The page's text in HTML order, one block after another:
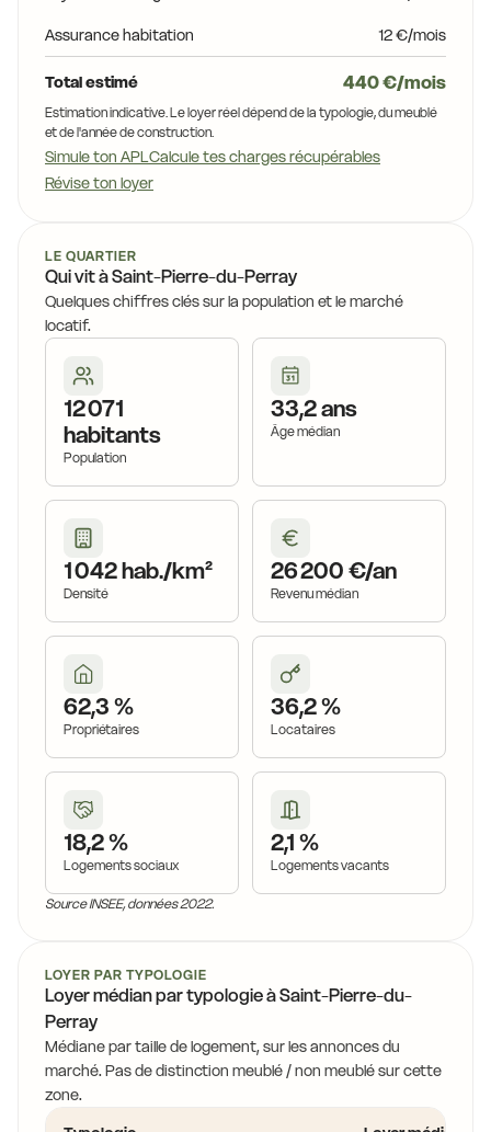
15,0 €
14,5 €
15,7 €
15,0 €
Assurance habitation 12 €/mois
Total estimé 440 €/mois
Estimation indicative. Le loyer réel dépend de la typologie, du meublé
et de l'année de construction.
Simule ton APLCalcule tes charges récupérables
Révise ton loyer
LE QUARTIER
Qui vit à Saint-Pierre-du-Perray
Quelques chiffres clés sur la population et le marché
locatif.
12 071
habitants
Population
33,2 ans
Âge médian
1 042 hab./km²
Densité
26 200 €/an
Revenu médian
62,3 %
Propriétaires
36,2 %
Locataires
18,2 %
Logements sociaux
2,1 %
Logements vacants
Source INSEE, données 2022.
LOYER PAR TYPOLOGIE
Loyer médian par typologie à Saint-Pierre-du-
Perray
Médiane par taille de logement, sur les annonces du
marché. Pas de distinction meublé / non meublé sur cette
zone.